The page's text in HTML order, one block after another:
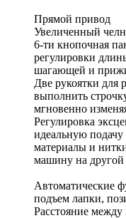
Прямой привод
Увеличенный
6-ти кнопочная
регулировки
шагающей и
Две рукоятки для
выполнить
мгновенно
Регулировка
идеальную
материалы и
машину на другой
Автоматические
подъем лапки,
Расстояние